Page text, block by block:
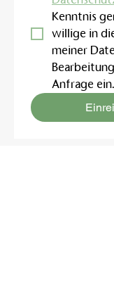
Kenntnis
willige in
meiner
Anfrage ein.